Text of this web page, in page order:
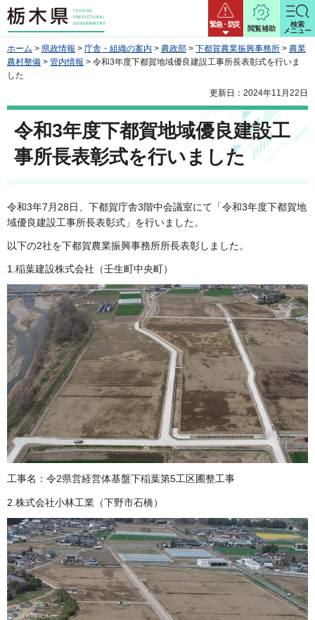
栃木県 緊急・防災
閲覧補助
検索
メニュー
ホーム > 県政情報 > 庁舎・組織の案内 > 農政部 > 下都賀農業振興事務所 > 農業
農村整備 > 管内情報 > 令和3年度下都賀地域優良建設工事所長表彰式を行いま
した
更新日：2024年11月22日
令和3年度下都賀地域優良建設工
事所長表彰式を行いました
令和3年7月28日、下都賀庁舎3階中会議室にて「令和3年度下都賀地
域優良建設工事所長表彰式」を行いました。
以下の2社を下都賀農業振興事務所所長表彰しました。
1.稲葉建設株式会社（壬生町中央町）
工事名：令2県営経営体基盤下稲葉第5工区圃整工事
2.株式会社小林工業（下野市石橋）